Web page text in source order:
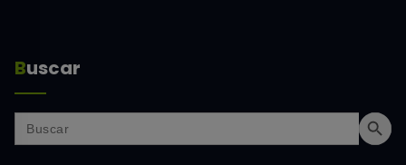
Buscar
Search
for:
Search